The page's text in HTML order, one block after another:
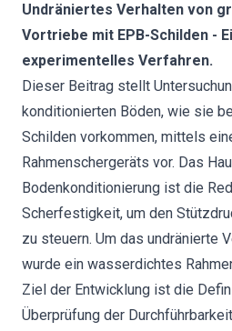
Undräniertes Verhalten von
Vortriebe mit EPB-Schilden -
experimentelles Verfahren.
Dieser Beitrag stellt
konditionierten Böden, wie sie
Schilden vorkommen, mittels
Rahmenschergeräts vor. Das
Bodenkonditionierung ist die
Scherfestigkeit, um den
zu steuern. Um das undränierte
wurde ein wasserdichtes
Ziel der Entwicklung ist die
Überprüfung der